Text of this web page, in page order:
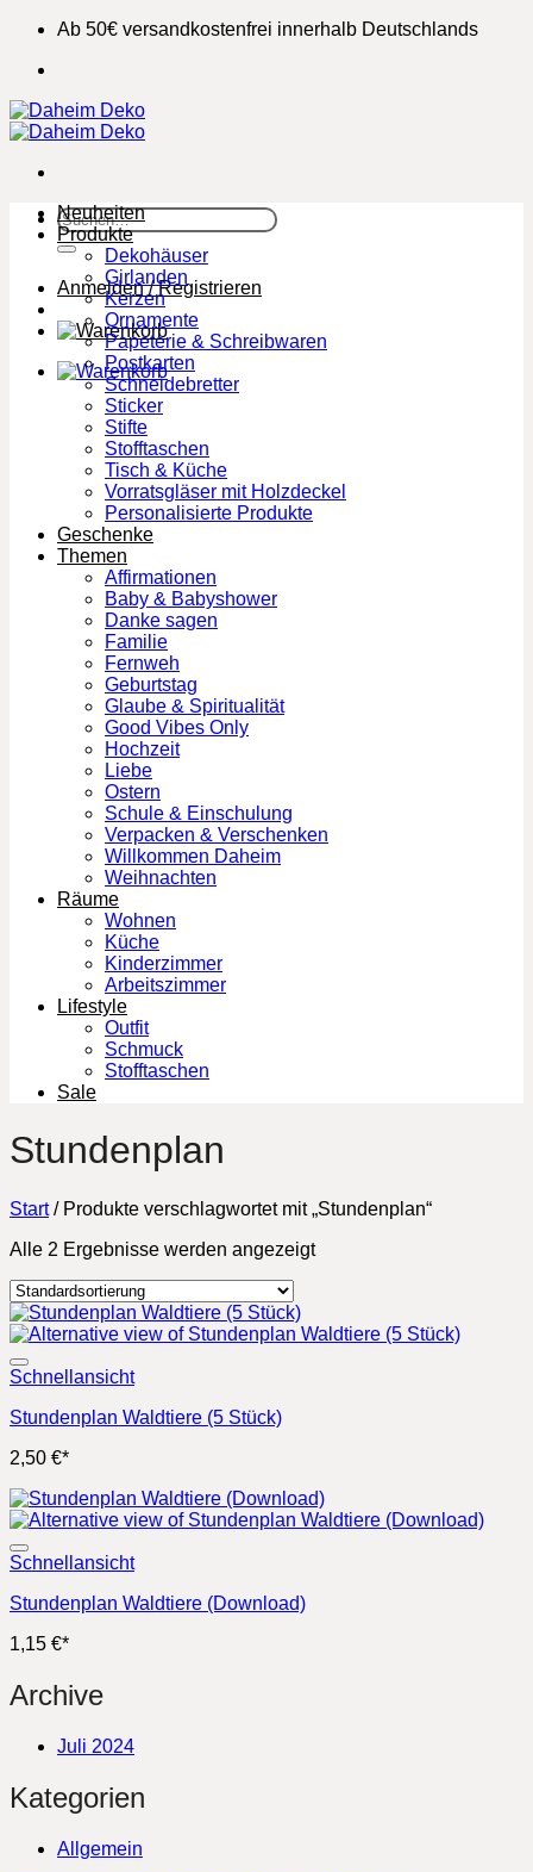
Zum
springen
Ab 50€ versandkostenfrei innerhalb Deutschlands
Suchen
nach:
Anmelden / Registrieren
Neuheiten
Produkte
Dekohäuser
Girlanden
Kerzen
Ornamente
Papeterie & Schreibwaren
Postkarten
Schneidebretter
Sticker
Stifte
Stofftaschen
Tisch & Küche
Vorratsgläser mit Holzdeckel
Personalisierte Produkte
Geschenke
Themen
Affirmationen
Baby & Babyshower
Danke sagen
Familie
Fernweh
Geburtstag
Glaube & Spiritualität
Good Vibes Only
Hochzeit
Liebe
Ostern
Schule & Einschulung
Verpacken & Verschenken
Willkommen Daheim
Weihnachten
Räume
Wohnen
Küche
Kinderzimmer
Arbeitszimmer
Lifestyle
Outfit
Schmuck
Stofftaschen
Sale
Stundenplan
Start /Produkte verschlagwortet mit „Stundenplan“
Alle 2 Ergebnisse werden angezeigt
Schnellansicht
Stundenplan Waldtiere (5 Stück)
2,50 €*
Schnellansicht
Stundenplan Waldtiere (Download)
1,15 €*
Archive
Juli 2024
Kategorien
Allgemein